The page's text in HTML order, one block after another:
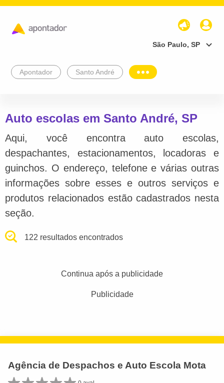
São Paulo, SP
Apontador Santo André
Auto escolas em Santo André, SP
Aqui, você encontra auto escolas,
despachantes, estacionamentos, locadoras e
guinchos. O endereço, telefone e várias outras
informações sobre esses e outros serviços e
produtos relacionados estão cadastrados nesta
seção.
122 resultados encontrados
Continua após a publicidade
Publicidade
Agência de Despachos e Auto Escola Mota